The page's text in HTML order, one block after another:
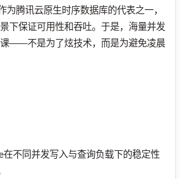
为腾讯云原生时序数据库的代表之一，
下保证可用性和吞吐。于是，海量并发
——不是为了炫技术，而是为避免凌晨
在不同并发写入与查询负载下的稳定性